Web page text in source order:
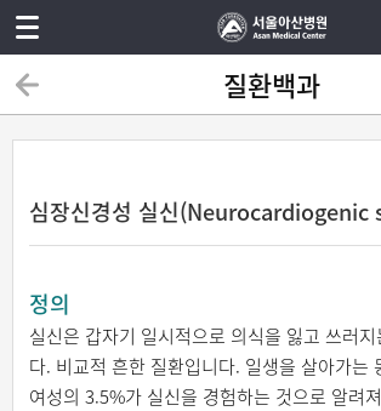
질환백과
심장신경성 실신(Neurocardiogenic
정의
실신은 갑자기 일시적으로 의식을 잃고 쓰러
다. 비교적 흔한 질환입니다. 일생을 살아가는
여성의 3.5%가 실신을 경험하는 것으로 알려